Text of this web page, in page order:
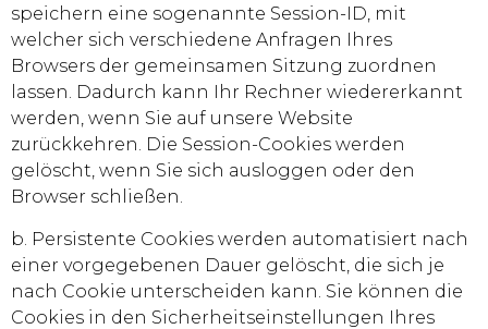
speichern eine sogenannte Session-ID, mit
welcher sich verschiedene Anfragen Ihres
Browsers der gemeinsamen Sitzung zuordnen
lassen. Dadurch kann Ihr Rechner wiedererkannt
werden, wenn Sie auf unsere Website
zurückkehren. Die Session-Cookies werden
gelöscht, wenn Sie sich ausloggen oder den
Browser schließen.
b. Persistente Cookies werden automatisiert nach
einer vorgegebenen Dauer gelöscht, die sich je
nach Cookie unterscheiden kann. Sie können die
Cookies in den Sicherheitseinstellungen Ihres